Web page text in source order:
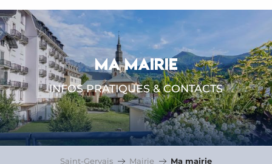
MA MAIRIE
INFOS PRATIQUES & CONTACTS
Saint-Gervais Mairie Ma mairie